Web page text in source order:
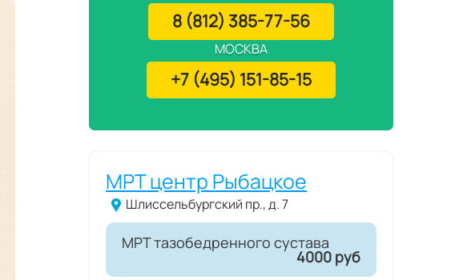
8 (812) 385-77-56
МОСКВА
+7 (495) 151-85-15
МРТ центр Рыбацкое
Шлиссельбургский пр., д. 7
МРТ тазобедренного сустава
4000 руб